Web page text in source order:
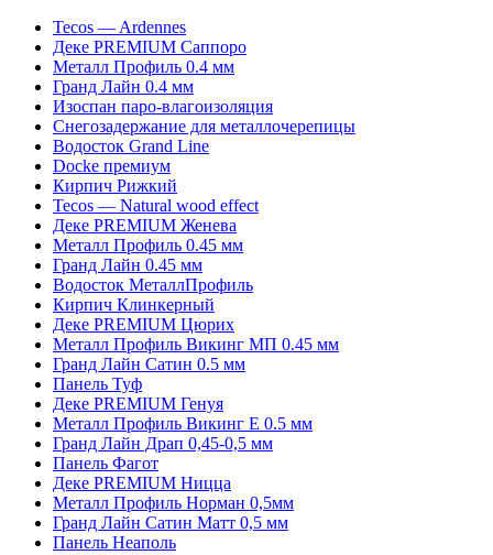
Tecos — Ardennes
Деке PREMIUM Саппоро
Металл Профиль 0.4 мм
Гранд Лайн 0.4 мм
Изоспан паро-влагоизоляция
Снегозадержание для металлочерепицы
Водосток Grand Line
Docke премиум
Кирпич Рижкий
Tecos — Natural wood effect
Деке PREMIUM Женева
Металл Профиль 0.45 мм
Гранд Лайн 0.45 мм
Водосток МеталлПрофиль
Кирпич Клинкерный
Деке PREMIUM Цюрих
Металл Профиль Викинг MП 0.45 мм
Гранд Лайн Сатин 0.5 мм
Панель Туф
Деке PREMIUM Генуя
Металл Профиль Викинг Е 0.5 мм
Гранд Лайн Драп 0,45-0,5 мм
Панель Фагот
Деке PREMIUM Ницца
Металл Профиль Норман 0,5мм
Гранд Лайн Сатин Матт 0,5 мм
Панель Неаполь